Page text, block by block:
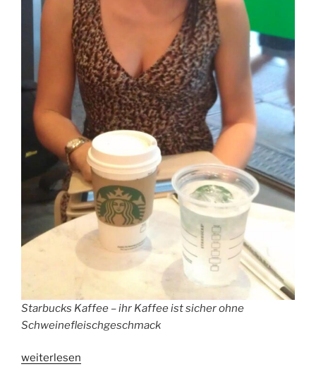
Starbucks Kaffee – ihr Kaffee ist sicher ohne
Schweinefleischgeschmack
„Wie
weiterlesen